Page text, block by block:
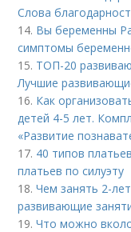
Слова
14. Вы беременны
симптомы
15. ТОП-20
Лучшие
16. Как
детей 4-5 лет.
«Развитие
17. 40 типов
платьев по силуэту
18.Чем занять 2-
развивающие
19.Что можно